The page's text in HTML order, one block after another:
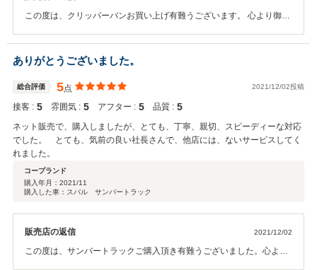
この度は、クリッパーバンお買い上げ有難うございます。 心より御礼
両トラブル申し訳ございません。 心よりお詫び申し上げます。 今後と
もご指導お願い致します。 寒く成りますが、御身体ご自愛ください。
お暇な時御座いましたら遊びに来てください。 お食事用意してお待ち
しております。
ありがとうございました。
総合評価 5点 2021/12/02投稿
接客 : 5 雰囲気 : 5 アフター : 5 品質 : 5
ネット販売で、購入しましたが、とても、丁寧、親切、スピーディーな対応
でした。 とても、気前の良い社長さんで、他店には、ないサービスしてく
れました。
コープランド
購入年月： 2021/11
購入した車：スバル サンバートラック
販売店の返信 2021/12/02
この度は、サンバートラックご購入頂き有難うございました。心より